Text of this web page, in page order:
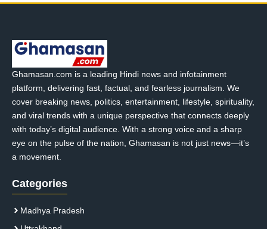
Ghamasan.com is a leading Hindi news and infotainment
platform, delivering fast, factual, and fearless journalism. We
cover breaking news, politics, entertainment, lifestyle, spirituality,
and viral trends with a unique perspective that connects deeply
with today’s digital audience. With a strong voice and a sharp
eye on the pulse of the nation, Ghamasan is not just news—it’s
a movement.
Categories
Madhya Pradesh